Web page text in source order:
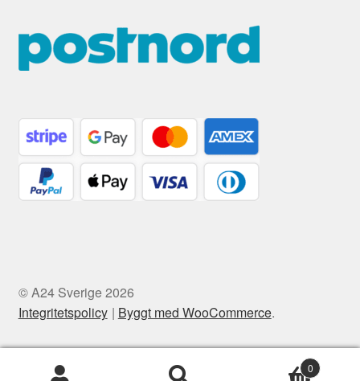
© A24 Sverige 2026
Integritetspolicy
Byggt med WooCommerce.
0